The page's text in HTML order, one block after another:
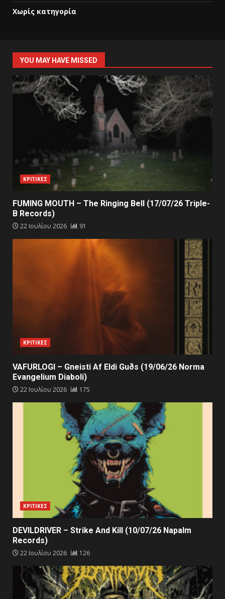
Χωρίς κατηγορία
YOU MAY HAVE MISSED
ΚΡΙΤΙΚΕΣ
FUMING MOUTH – The Ringing Bell (17/07/26 Triple-
B Records)
22 Ιουλίου 2026 91
ΚΡΙΤΙΚΕΣ
VAFURLOGI – Gneisti Af Eldi Guðs (19/06/26 Norma
Evangelium Diaboli)
22 Ιουλίου 2026 175
ΚΡΙΤΙΚΕΣ
DEVILDRIVER – Strike And Kill (10/07/26 Napalm
Records)
22 Ιουλίου 2026 126